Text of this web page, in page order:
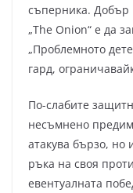
съперника. Добър
„The Onion“ е да
„Проблемното
гард,
По-слабите
несъмнено
атакува бързо, но
ръка на своя
евентуалната